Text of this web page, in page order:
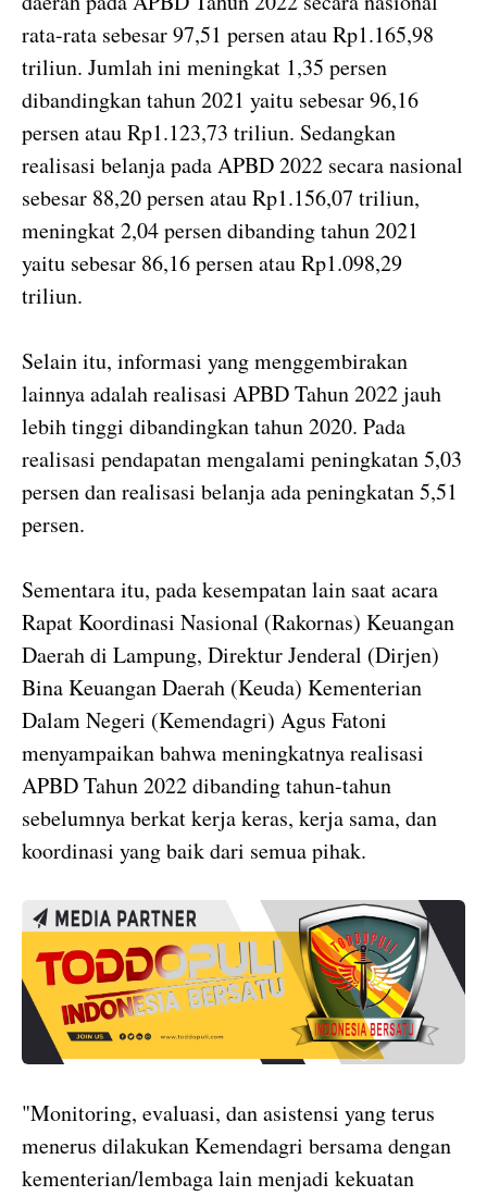
rata-rata sebesar 97,51 persen atau Rp1.165,98
triliun. Jumlah ini meningkat 1,35 persen
dibandingkan tahun 2021 yaitu sebesar 96,16
persen atau Rp1.123,73 triliun. Sedangkan
realisasi belanja pada APBD 2022 secara nasional
sebesar 88,20 persen atau Rp1.156,07 triliun,
meningkat 2,04 persen dibanding tahun 2021
yaitu sebesar 86,16 persen atau Rp1.098,29
triliun.
Selain itu, informasi yang menggembirakan
lainnya adalah realisasi APBD Tahun 2022 jauh
lebih tinggi dibandingkan tahun 2020. Pada
realisasi pendapatan mengalami peningkatan 5,03
persen dan realisasi belanja ada peningkatan 5,51
persen.
Sementara itu, pada kesempatan lain saat acara
Rapat Koordinasi Nasional (Rakornas) Keuangan
Daerah di Lampung, Direktur Jenderal (Dirjen)
Bina Keuangan Daerah (Keuda) Kementerian
Dalam Negeri (Kemendagri) Agus Fatoni
menyampaikan bahwa meningkatnya realisasi
APBD Tahun 2022 dibanding tahun-tahun
sebelumnya berkat kerja keras, kerja sama, dan
koordinasi yang baik dari semua pihak.
"Monitoring, evaluasi, dan asistensi yang terus
menerus dilakukan Kemendagri bersama dengan
kementerian/lembaga lain menjadi kekuatan